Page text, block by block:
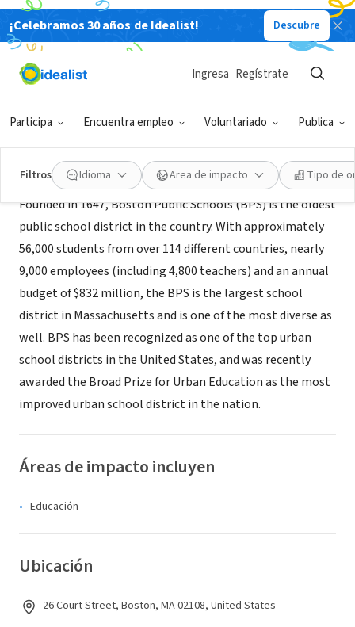
¡Celebramos 30 años de Idealist! Descubre
Participa Encuentra empleo Voluntariado Publica
Ingresa Regístrate
Filtros Idioma Área de impacto Tipo de
ORGANIZACIÓN SIN FIN DE LUCRO
Boston Public Schools Arts Office
Acerca de
Founded in 1647, Boston Public Schools (BPS) is the oldest
public school district in the country. With approximately
56,000 students from over 114 different countries, nearly
9,000 employees (including 4,800 teachers) and an annual
budget of $832 million, the BPS is the largest school
district in Massachusetts and is one of the most diverse as
well. BPS has been recognized as one of the top urban
school districts in the United States, and was recently
awarded the Broad Prize for Urban Education as the most
improved urban school district in the nation.
Áreas de impacto incluyen
Educación
Ubicación
26 Court Street, Boston, MA 02108, United States